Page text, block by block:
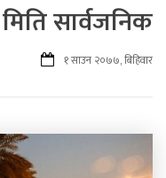
सार्वजनिक
१ साउन २०७७, बिहिवार